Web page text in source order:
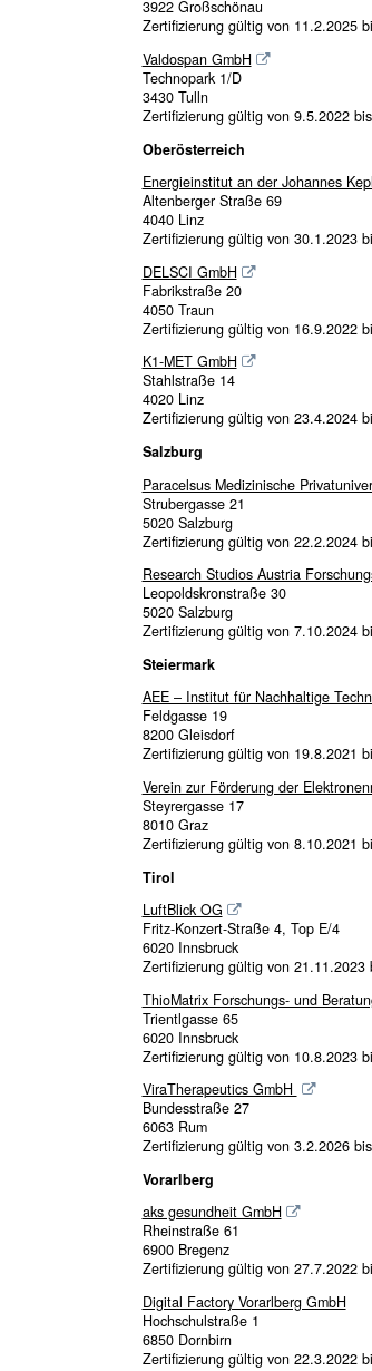
3922 Großschönau
Zertifizierung gültig von 11.2.2025
Valdospan GmbH
Technopark 1/D
3430 Tulln
Zertifizierung gültig von 9.5.2022
Oberösterreich
Energieinstitut an der Johannes
Altenberger Straße 69
4040 Linz
Zertifizierung gültig von 30.1.2023
DELSCI GmbH
Fabrikstraße 20
4050 Traun
Zertifizierung gültig von 16.9.2022
K1-MET GmbH
Stahlstraße 14
4020 Linz
Zertifizierung gültig von 23.4.2024
Salzburg
Paracelsus Medizinische
Strubergasse 21
5020 Salzburg
Zertifizierung gültig von 22.2.2024
Research Studios Austria
Leopoldskronstraße 30
5020 Salzburg
Zertifizierung gültig von 7.10.2024
Steiermark
AEE – Institut für Nachhaltige
Feldgasse 19
8200 Gleisdorf
Zertifizierung gültig von 19.8.2021
Verein zur Förderung der
Steyrergasse 17
8010 Graz
Zertifizierung gültig von 8.10.2021
Tirol
LuftBlick OG
Fritz-Konzert-Straße 4, Top E/4
6020 Innsbruck
Zertifizierung gültig von 21.11.2023
ThioMatrix Forschungs- und
Trientlgasse 65
6020 Innsbruck
Zertifizierung gültig von 10.8.2023
ViraTherapeutics GmbH
Bundesstraße 27
6063 Rum
Zertifizierung gültig von 3.2.2026
Vorarlberg
aks gesundheit GmbH
Rheinstraße 61
6900 Bregenz
Zertifizierung gültig von 27.7.2022
Digital Factory Vorarlberg GmbH
Hochschulstraße 1
6850 Dornbirn
Zertifizierung gültig von 22.3.2022